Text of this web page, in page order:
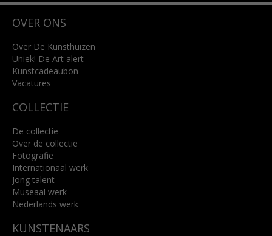
4818 SB Breda
info@kunsthuisbreda.nl
Lees meer
OVER ONS
Over De Kunsthuizen
Uniek! De Art alert
Kunstcadeaubon
Vacatures
COLLECTIE
De collectie
Over de collectie
Fotografie
Internationaal werk
Jong talent
Museaal werk
Nederlands werk
KUNSTENAARS